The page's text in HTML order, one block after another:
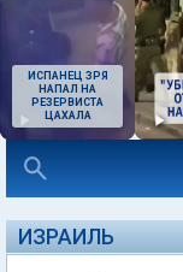
ИСПАНЕЦ ЗРЯ
НАПАЛ НА
РЕЗЕРВИСТА
ЦАХАЛА
ИЗРАИЛЬ